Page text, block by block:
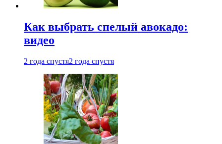
Как выбрать спелый авокадо:
видео
2 года спустя2 года спустя